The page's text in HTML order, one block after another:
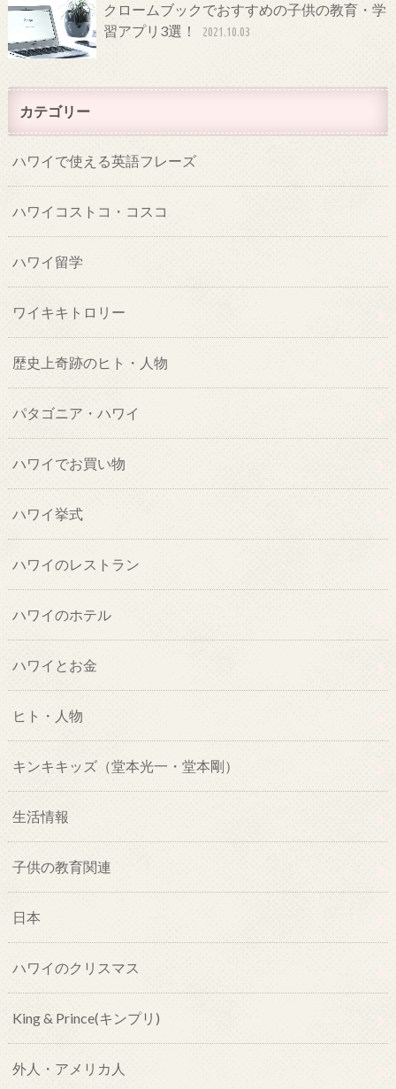
クロームブックでおすすめの子供の教育・学
習アプリ3選！
2021.10.03
カテゴリー
ハワイで使える英語フレーズ
ハワイコストコ・コスコ
ハワイ留学
ワイキキトロリー
歴史上奇跡のヒト・人物
パタゴニア・ハワイ
ハワイでお買い物
ハワイ挙式
ハワイのレストラン
ハワイのホテル
ハワイとお金
ヒト・人物
キンキキッズ（堂本光一・堂本剛）
生活情報
子供の教育関連
日本
ハワイのクリスマス
King & Prince(キンプリ)
外人・アメリカ人